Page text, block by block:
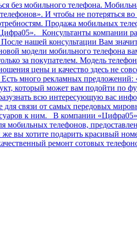
мобильного телефона.
И чтобы не потеряться
Продажа мобильных
Консультанты компании
нашей консультации Вам
модели мобильного телефона
за покупателем. Модель
цены и качество здесь не
Есть много рекламных
который может вам подойти по
всю интересующую вас
связи от самых передовых
к ним. В компании
мобильных телефонов,
вы хотите подарить красивый
ремонт сотовых